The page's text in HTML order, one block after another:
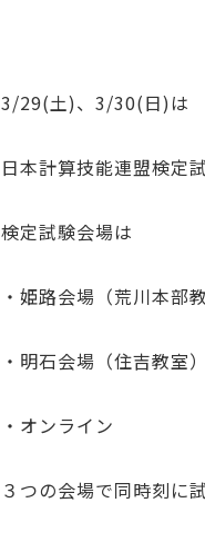
3/29(土)、3/30(日)は
日本計算技能連盟検定
検定試験会場は
・姫路会場（荒川本部教
・明石会場（住吉教室
・オンライン
３つの会場で同時刻に